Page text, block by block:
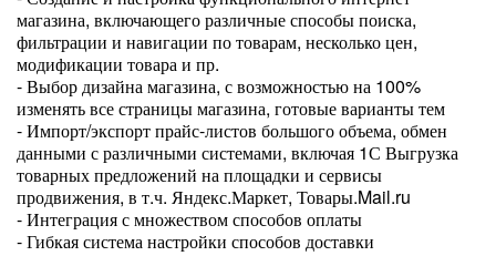
магазина, включающего различные способы поиска,
фильтрации и навигации по товарам, несколько цен,
модификации товара и пр.
- Выбор дизайна магазина, с возможностью на 100%
изменять все страницы магазина, готовые варианты тем
- Импорт/экспорт прайс-листов большого объема, обмен
данными с различными системами, включая 1С Выгрузка
товарных предложений на площадки и сервисы
продвижения, в т.ч. Яндекс.Маркет, Товары.Mail.ru
- Интеграция с множеством способов оплаты
- Гибкая система настройки способов доставки